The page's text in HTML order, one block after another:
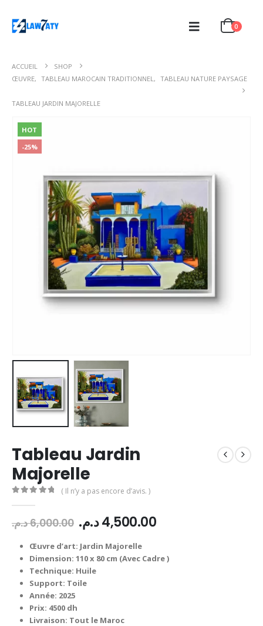
0
ACCUEIL
SHOP
ŒUVRE, TABLEAU MAROCAIN TRADITIONNEL, TABLEAU NATURE PAYSAGE
TABLEAU JARDIN MAJORELLE
HOT
-25%
Tableau Jardin
Majorelle
( Il n’y a pas encore d’avis. )
6,000.00د.م. Le
prix
initial
était :
4,500.00د.م. Le
est :
Œuvre d’art: Jardin Majorelle
Dimension: 110 x 80 cm (Avec Cadre )
Technique: Huile
Support: Toile
Année: 2025
Prix: 4500 dh
Livraison: Tout le Maroc